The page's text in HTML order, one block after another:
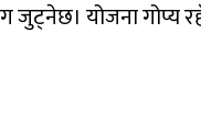
योजना गोप्य